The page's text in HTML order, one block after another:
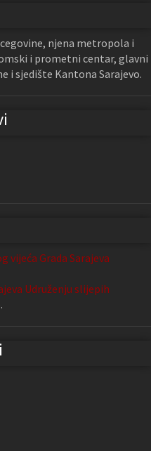
njena metropola i
i prometni centar, glavni
i sjedište Kantona Sarajevo.
vijeća Grada Sarajeva
Udruženju slijepih